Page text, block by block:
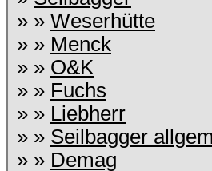
» » Weserhütte
» » Menck
» » O&K
» » Fuchs
» » Liebherr
» » Seilbagger
» » Demag